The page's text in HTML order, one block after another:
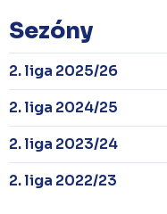
Sezóny
2. liga 2025/26
2. liga 2024/25
2. liga 2023/24
2. liga 2022/23